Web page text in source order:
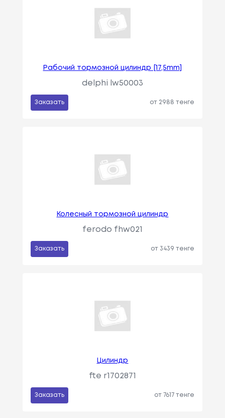
Рабочий тормозной цилиндр [17,5mm]
delphi lw50003
Заказать от 2988 тенге
Колесный тормозной цилиндр
ferodo fhw021
Заказать от 3439 тенге
Цилиндр
fte r1702871
Заказать от 7617 тенге